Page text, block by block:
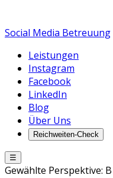
Social Media Betreuung
Leistungen
Instagram
Facebook
LinkedIn
Blog
Über Uns
Reichweiten-Check
☰
Gewählte Perspektive: B